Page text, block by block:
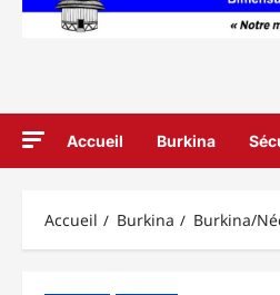
Accueil Burkina
Accueil Burkina Burkina/